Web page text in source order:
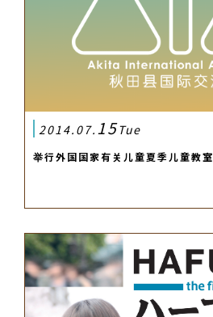
2014.07. 15Tue
举行外国国家有关儿童夏季儿童教室